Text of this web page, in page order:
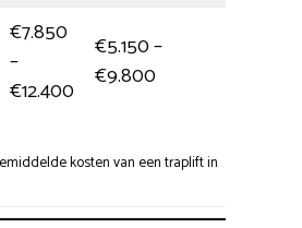
€7.850
–
€12.400
€5.150 –
€9.800
kosten van een traplift in